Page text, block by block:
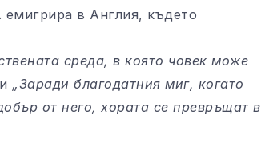
емигрира в Англия, където
среда, в която човек може
и „Заради благодатния миг, когато
от него, хората се превръщат в